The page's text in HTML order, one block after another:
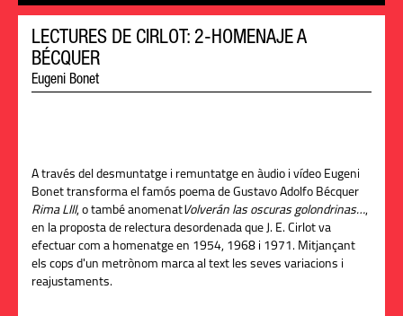
LECTURES DE CIRLOT: 2-HOMENAJE A
BÉCQUER
Eugeni Bonet
A través del desmuntatge i remuntatge en àudio i vídeo Eugeni
Bonet transforma el famós poema de Gustavo Adolfo Bécquer
Rima LIII, o també anomenatVolverán las oscuras golondrinas…,
en la proposta de relectura desordenada que J. E. Cirlot va
efectuar com a homenatge en 1954, 1968 i 1971. Mitjançant
els cops d'un metrònom marca al text les seves variacions i
reajustaments.